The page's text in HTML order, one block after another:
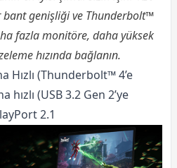
bant genişliği ve Thunderbolt™
fazla monitöre, daha yüksek
hızında bağlanın.
Hızlı (Thunderbolt™ 4’e
hızlı (USB 3.2 Gen 2’ye
2.1